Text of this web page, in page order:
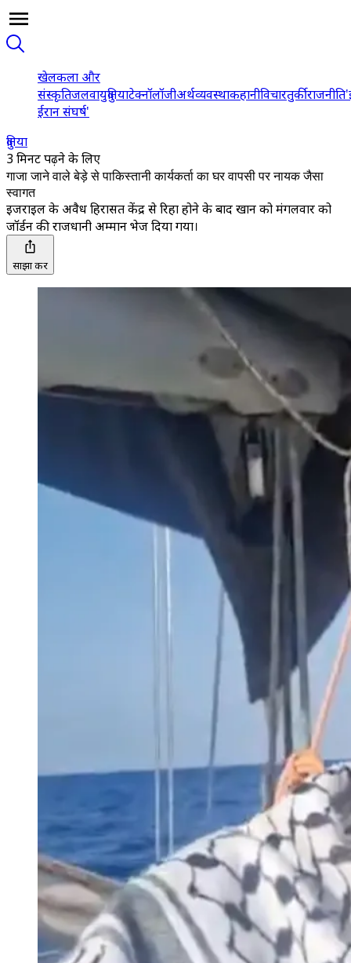
खेलकला और
संस्कृतिजलवायुदुनियाटेक्नॉलॉजीअर्थव्यवस्थाकहानीविचारतुर्कीराजनीति
ईरान संघर्ष'
दुनिया
3 मिनट पढ़ने के लिए
गाजा जाने वाले बेड़े से पाकिस्तानी कार्यकर्ता का घर वापसी पर नायक जैसा
स्वागत
इजराइल के अवैध हिरासत केंद्र से रिहा होने के बाद खान को मंगलवार को
जॉर्डन की राजधानी अम्मान भेज दिया गया।
साझा करें